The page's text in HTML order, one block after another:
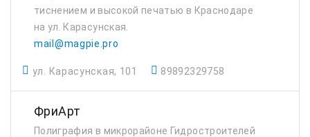
тиснением и высокой печатью в Краснодаре
на ул. Карасунская.
mail@magpie.pro
ул. Карасунская, 101 89892329758
ФриАрт
Полиграфия в микрорайоне Гидростроителей